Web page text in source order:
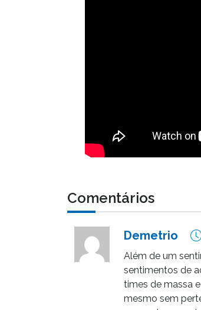
Comentários
Demetrio
Além de um
sentimentos de
times de massa
mesmo sem